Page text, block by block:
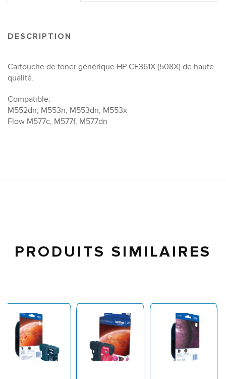
DESCRIPTION
Cartouche de toner générique HP CF361X (508X) de haute
qualité.
Compatible:
M552dn, M553n, M553dn, M553x
Flow M577c, M577f, M577dn
PRODUITS SIMILAIRES